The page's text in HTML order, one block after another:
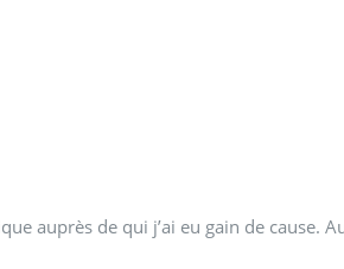
auprès de qui j’ai eu gain de cause.